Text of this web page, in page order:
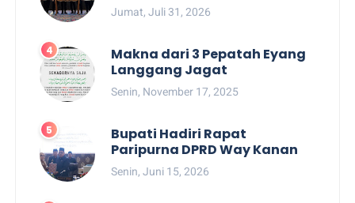
Jumat, Juli 31, 2026
Makna dari 3 Pepatah Eyang
Langgang Jagat
Senin, November 17, 2025
Bupati Hadiri Rapat
Paripurna DPRD Way Kanan
Senin, Juni 15, 2026